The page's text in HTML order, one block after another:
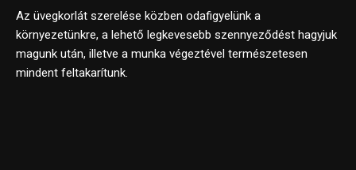
Az üvegkorlát szerelése közben odafigyelünk a
környezetünkre, a lehető legkevesebb szennyeződést hagyjuk
magunk után, illetve a munka végeztével természetesen
mindent feltakarítunk.